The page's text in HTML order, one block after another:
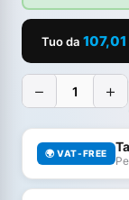
Tuo da 107,01
− +
🌍 VAT-FREE